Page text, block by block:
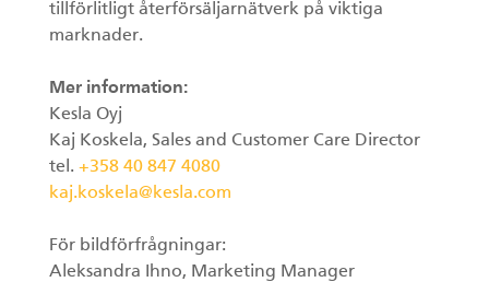
tillförlitligt återförsäljarnätverk på viktiga
marknader.
Mer information:
Kesla Oyj
Kaj Koskela, Sales and Customer Care Director
tel. +358 40 847 4080
kaj.koskela@kesla.com
För bildförfrågningar:
Aleksandra Ihno, Marketing Manager